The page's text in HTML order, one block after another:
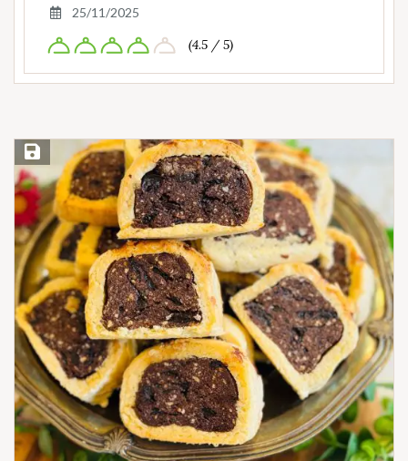
25/11/2025
(4.5 / 5)
Save Recipe